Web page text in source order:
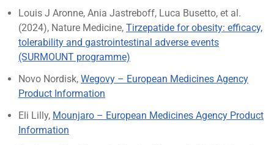
Louis J Aronne, Ania Jastreboff, Luca Busetto, et al.
(2024), Nature Medicine, Tirzepatide for obesity: efficacy,
tolerability and gastrointestinal adverse events
(SURMOUNT programme)
Novo Nordisk, Wegovy – European Medicines Agency
Product Information
Eli Lilly, Mounjaro – European Medicines Agency Product
Information